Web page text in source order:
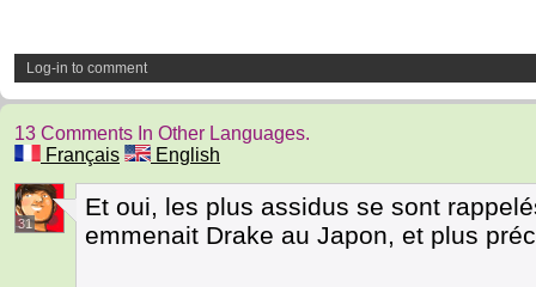
Log-in to comment
13 Comments In Other Languages.
Français
English
31
Et oui, les plus assidus se sont
emmenait Drake au Japon, et plus